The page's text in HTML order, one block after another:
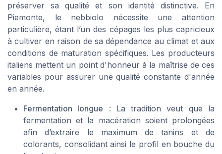
préserver sa qualité et son identité distinctive. En
Piemonte, le nebbiolo nécessite une attention
particulière, étant l’un des cépages les plus capricieux
à cultiver en raison de sa dépendance au climat et aux
conditions de maturation spécifiques. Les producteurs
italiens mettent un point d'honneur à la maîtrise de ces
variables pour assurer une qualité constante d'année
en année.
Fermentation longue : La tradition veut que la
fermentation et la macération soient prolongées
afin d’extraire le maximum de tanins et de
colorants, consolidant ainsi le profil en bouche du